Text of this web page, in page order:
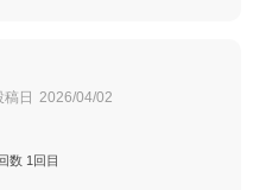
稿日 2026/04/02
数 1回目